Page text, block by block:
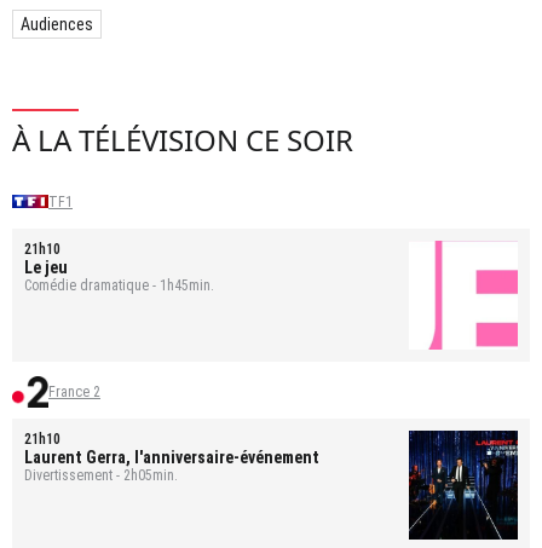
Audiences
À LA TÉLÉVISION CE SOIR
TF1
21h10
Le jeu
Comédie dramatique - 1h45min.
France 2
21h10
Laurent Gerra, l'anniversaire-événement
Divertissement - 2h05min.